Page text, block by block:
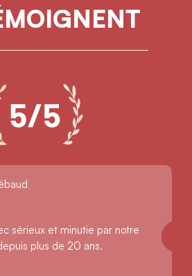
sérieux et minutie par notre
plus de 20 ans.